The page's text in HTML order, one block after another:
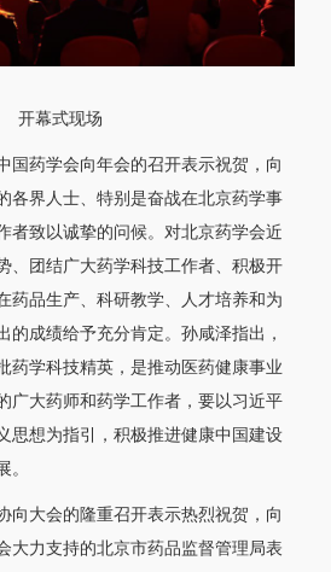
开幕式现场
国药学会向年会的召开表示祝贺，向
各界人士、特别是奋战在北京药学事
者致以诚挚的问候。对北京药学会近
、团结广大药学科技工作者、积极开
药品生产、科研教学、人才培养和为
的成绩给予充分肯定。孙咸泽指出，
药学科技精英，是推动医药健康事业
广大药师和药学工作者，要以习近平
思想为指引，积极推进健康中国建设
。
向大会的隆重召开表示热烈祝贺，向
大力支持的北京市药品监督管理局表